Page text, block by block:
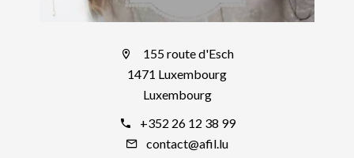
155 route d'Esch
1471 Luxembourg
Luxembourg
+352 26 12 38 99
contact@afil.lu